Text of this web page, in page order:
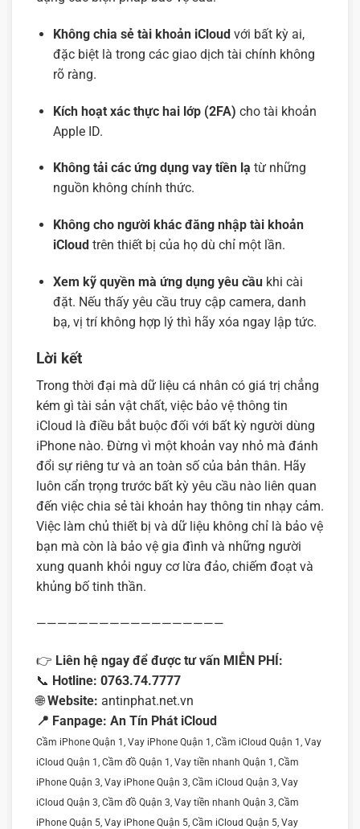
Không chia sẻ tài khoản iCloudvới bất kỳ ai,
đặc biệt là trong các giao dịch tài chính không
rõ ràng.
Kích hoạt xác thực hai lớp (2FA) cho tài khoản
Apple ID.
Không tải các ứng dụng vay tiền lạ từ những
nguồn không chính thức.
Không cho người khác đăng nhập tài khoản
iCloudtrên thiết bị của họ dù chỉ một lần.
Xem kỹ quyền mà ứng dụng yêu cầukhi cài
đặt. Nếu thấy yêu cầu truy cập camera, danh
bạ, vị trí không hợp lý thì hãy xóa ngay lập tức.
Lời kết
Trong thời đại mà dữ liệu cá nhân có giá trị chẳng
kém gì tài sản vật chất, việc bảo vệ thông tin
iCloud là điều bắt buộc đối với bất kỳ người dùng
iPhone nào. Đừng vì một khoản vay nhỏ mà đánh
đổi sự riêng tư và an toàn số của bản thân. Hãy
luôn cẩn trọng trước bất kỳ yêu cầu nào liên quan
đến việc chia sẻ tài khoản hay thông tin nhạy cảm.
Việc làm chủ thiết bị và dữ liệu không chỉ là bảo vệ
bạn mà còn là bảo vệ gia đình và những người
xung quanh khỏi nguy cơ lừa đảo, chiếm đoạt và
khủng bố tinh thần.
——————————————————
👉 Liên hệ ngay để được tư vấn MIỄN PHÍ:
📞 Hotline: 0763.74.7777
🌐Website: antinphat.net.vn
📍 Fanpage: An Tín Phát iCloud
Cầm iPhone Quận 1, Vay iPhone Quận 1, Cầm iCloud Quận 1, Vay
iCloud Quận 1, Cầm đồ Quận 1, Vay tiền nhanh Quận 1, Cầm
iPhone Quận 3, Vay iPhone Quận 3, Cầm iCloud Quận 3, Vay
iCloud Quận 3, Cầm đồ Quận 3, Vay tiền nhanh Quận 3, Cầm
iPhone Quận 5, Vay iPhone Quận 5, Cầm iCloud Quận 5, Vay